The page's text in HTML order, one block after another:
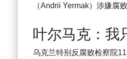
（Andrii Yermak）涉嫌腐
叶尔马克：我
乌克兰特别反腐败检察院